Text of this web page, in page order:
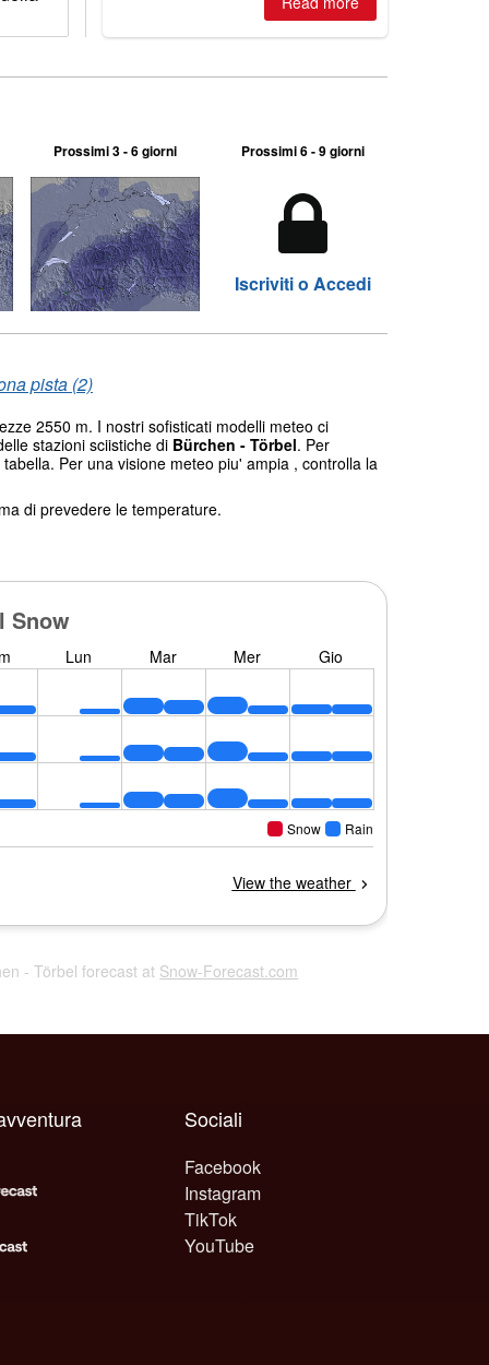
Prossimi 3 - 6 giorni Prossimi 6 - 9 giorni
Iscriviti o Accedi
pista (2)
2550 m. I nostri sofisticati modelli meteo ci
stazioni sciistiche di Bürchen - Törbel. Per
Per una visione meteo piu' ampia , controlla la
di prevedere le temperature.
- Törbel forecast at Snow-Forecast.com
Sociali
Facebook
Instagram
TikTok
YouTube